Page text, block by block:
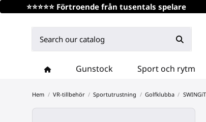
⭐⭐⭐⭐⭐ Förtroende från tusentals spelare
Gunstock Sport och rytm
Hem VR-tillbehör Sportutrustning Golfklubba